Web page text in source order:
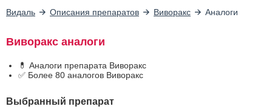
Видаль Описания препаратов Виворакс Аналоги
Виворакс аналоги
💊 Аналоги препарата Виворакс
✅ Более 80 аналогов Виворакс
Выбранный препарат